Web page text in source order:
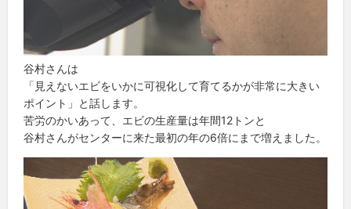
谷村さんは
「見えないエビをいかに可視化して育てるかが非常に大きい
ポイント」と話します。
苦労のかいあって、エビの生産量は年間12トンと
谷村さんがセンターに来た最初の年の6倍にまで増えました。